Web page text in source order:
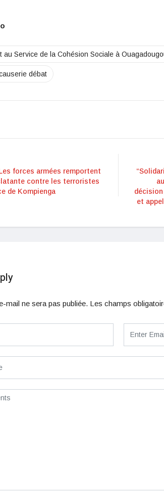
au Service de la Cohésion Sociale à
débat
forces armées remportent
contre les terroristes
de Kompienga
décision
et
mail ne sera pas publiée. Les champs